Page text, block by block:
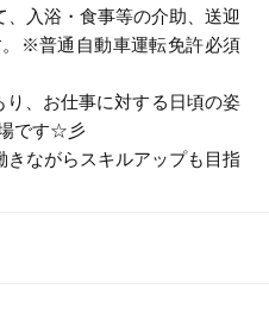
入浴・食事等の介助、送迎
※普通自動車運転免許必須
、お仕事に対する日頃の姿
です☆彡
ながらスキルアップも目指